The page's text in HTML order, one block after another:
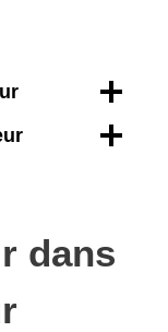
dans